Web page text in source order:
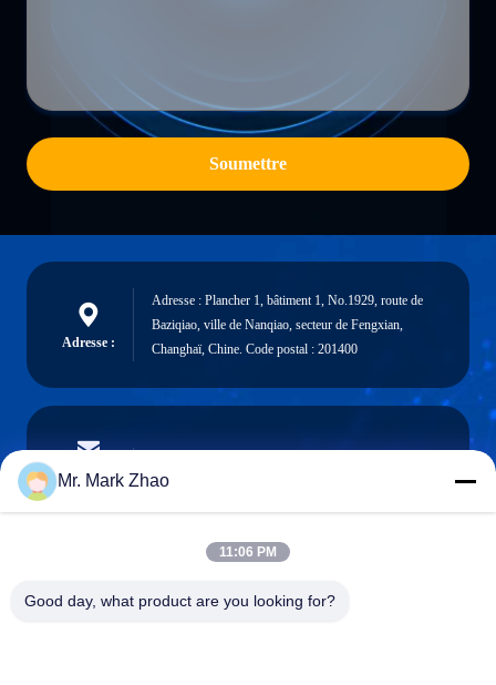
Soumettre
Adresse :
Adresse : Plancher 1, bâtiment 1, No.1929, route de
Baziqiao, ville de Nanqiao, secteur de Fengxian,
Changhaï, Chine. Code postal : 201400
Email
Téléphone :
Mr. Mark Zhao
11:06 PM
Good day, what product are you looking for?